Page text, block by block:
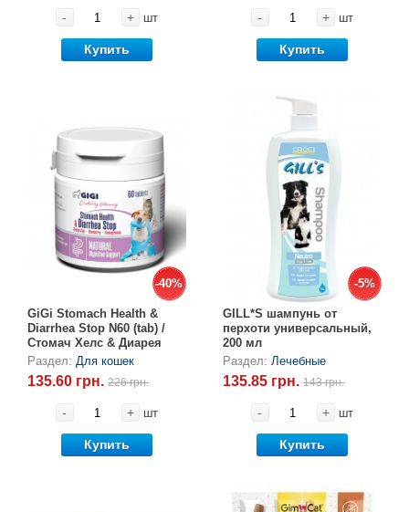
- + шт
Купить
- + шт
Купить
-40%
-40%
GiGi Stomach Health &
Diarrhea Stop N60 (tab) /
Стомач Хелс & Диарея
Стоп N60 (таб)
Раздел: Для кошек
135.60 грн.226 грн.
- + шт
Купить
-5%
-5%
GILL*S шампунь от
перхоти универсальный,
200 мл
Раздел: Лечебные
135.85 грн.143 грн.
- + шт
Купить